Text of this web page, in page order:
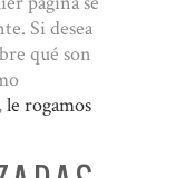
Si desea
qué son
le rogamos